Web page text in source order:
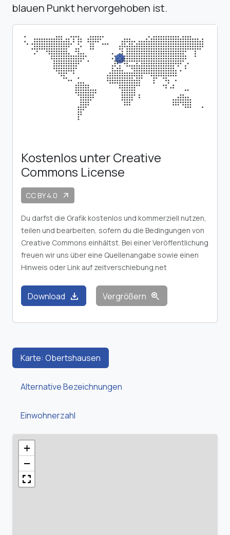
blauen Punkt hervorgehoben ist.
Kostenlos unter Creative
Commons License
CC BY 4.0 arrow_outward
Du darfst die Grafik kostenlos und kommerziell nutzen,
teilen und bearbeiten, sofern du die Bedingungen von
Creative Commons einhältst. Bei einer Veröffentlichung
freuen wir uns über eine Quellenangabe sowie einen
Hinweis oder Link auf zeitverschiebung.net
Download download Vergrößern zoom_in
Karte: Obertshausen
Alternative Bezeichnungen
Einwohnerzahl
+
−